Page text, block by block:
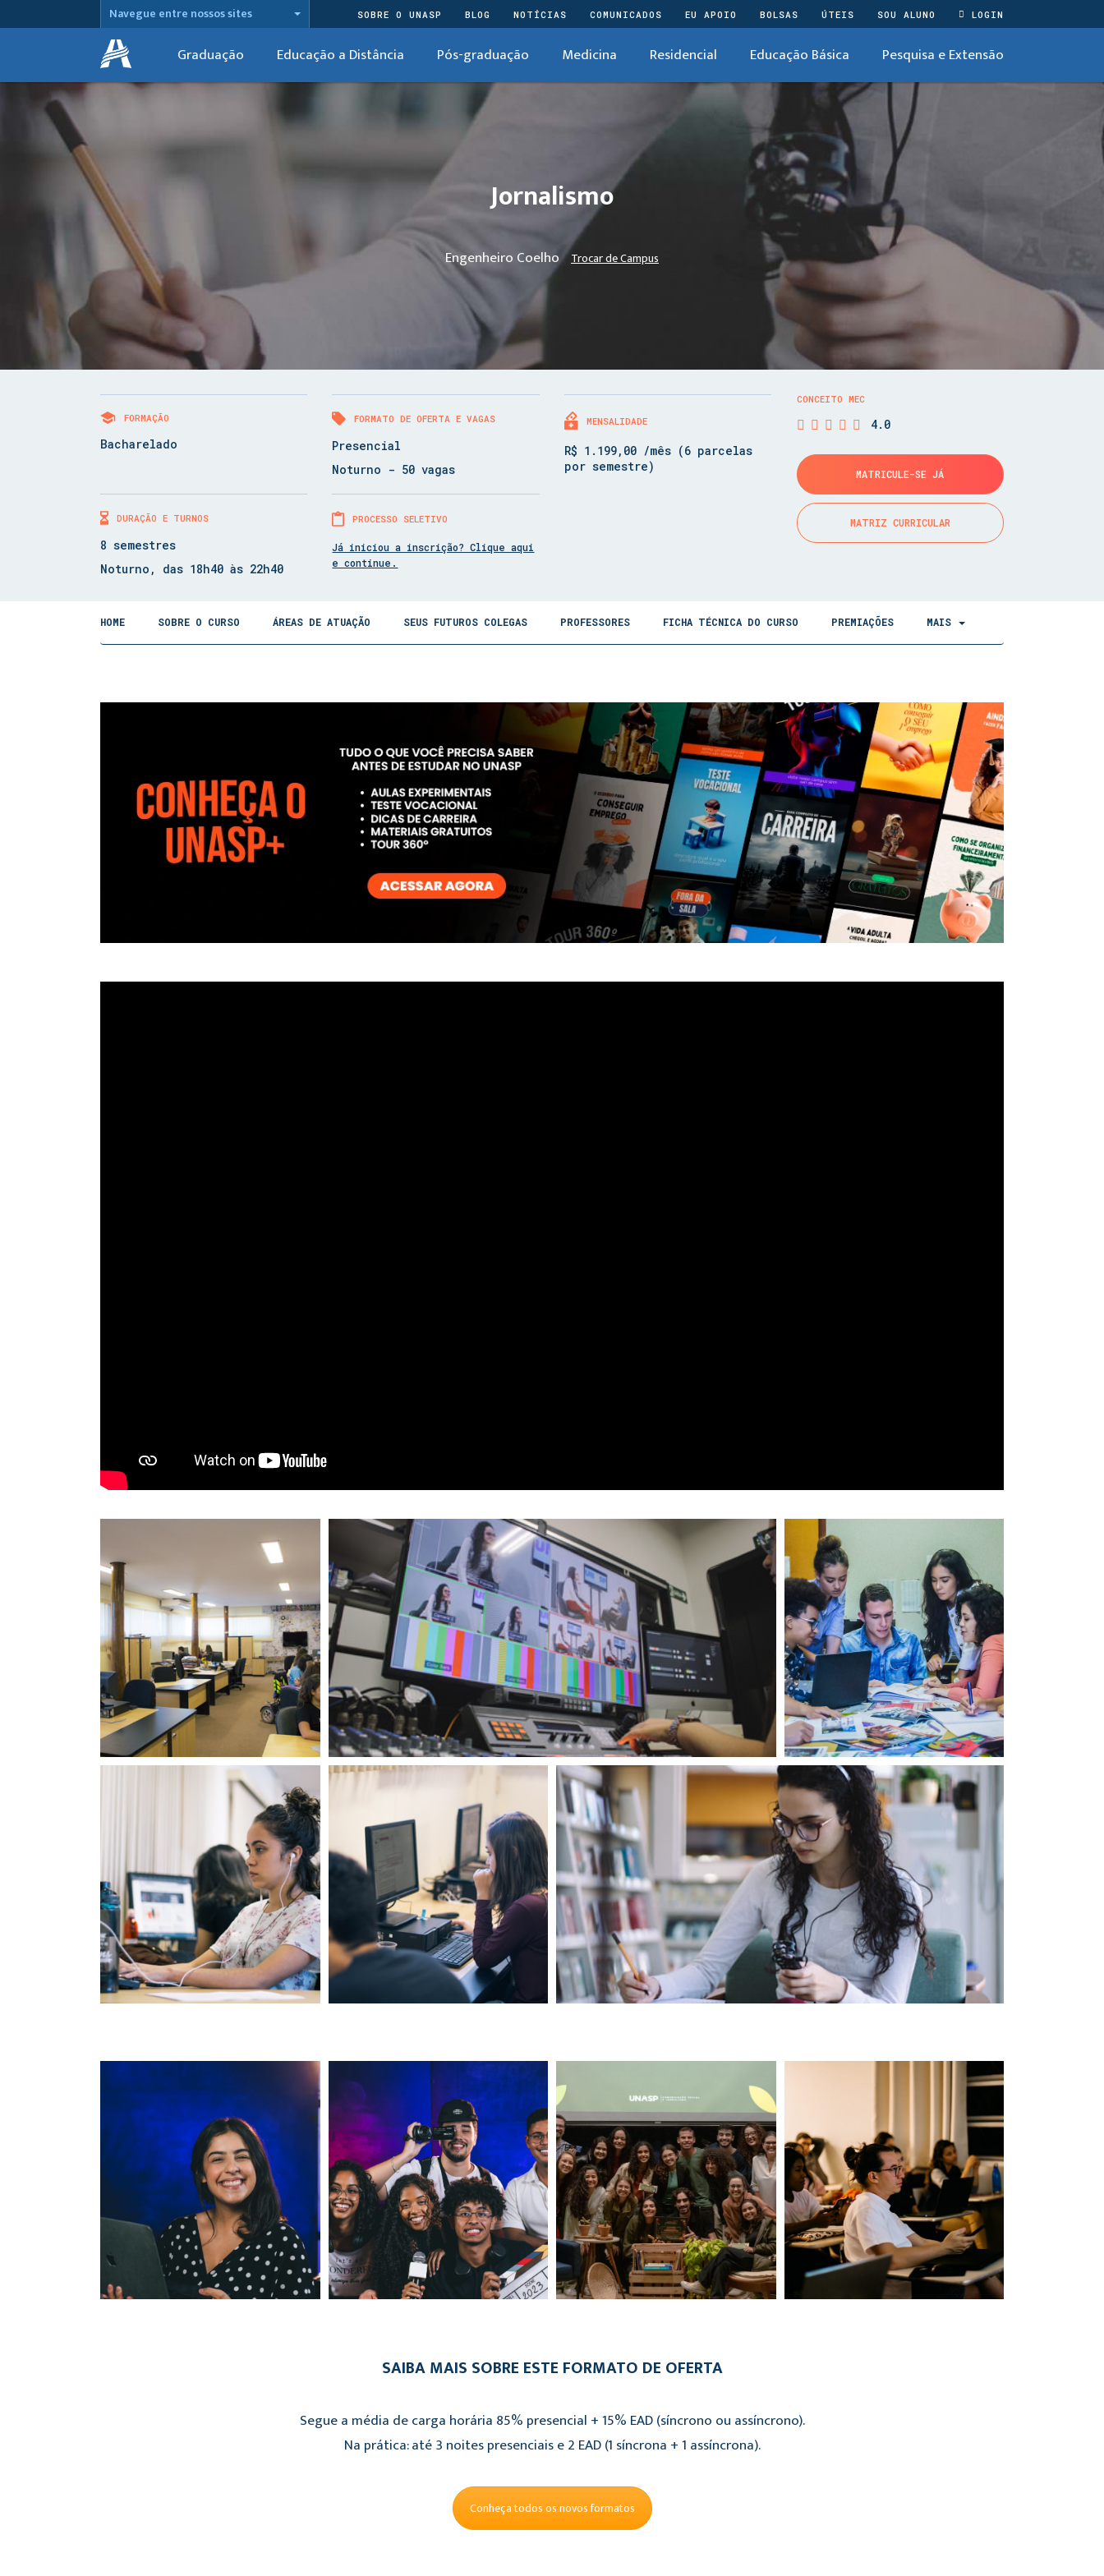
Navegue entre nossos sites SOBRE O UNASP BLOG NOTÍCIAS COMUNICADOS EU APOIO BOLSAS ÚTEIS SOU ALUNO LOGIN
Graduação Educação a Distância Pós-graduação Medicina Residencial Educação Básica Pesquisa e Extensão
Jornalismo
Engenheiro Coelho Trocar de Campus
FORMAÇÃO
Bacharelado
FORMATO DE OFERTA E VAGAS
Presencial
Noturno - 50 vagas
MENSALIDADE
R$ 1.199,00 /mês (6 parcelas
por semestre)
DURAÇÃO E TURNOS
8 semestres
Noturno, das 18h40 às 22h40
PROCESSO SELETIVO
Já iniciou a inscrição? Clique aqui
e continue.
CONCEITO MEC
4.0
MATRICULE-SE JÁ
MATRIZ CURRICULAR
HOME SOBRE O CURSO ÁREAS DE ATUAÇÃO SEUS FUTUROS COLEGAS PROFESSORES FICHA TÉCNICA DO CURSO PREMIAÇÕES MAIS
SAIBA MAIS SOBRE ESTE FORMATO DE OFERTA
Segue a média de carga horária 85% presencial + 15% EAD (síncrono ou assíncrono).
Na prática: até 3 noites presenciais e 2 EAD (1 síncrona + 1 assíncrona).
Conheça todos os novos formatos